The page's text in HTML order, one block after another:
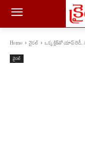
Home వైరల్ ఒక్క క్లిక్‌తో యాప్ రెడీ..
వైరల్